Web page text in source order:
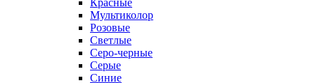
Красные
Мультиколор
Розовые
Светлые
Серо-черные
Серые
Синие